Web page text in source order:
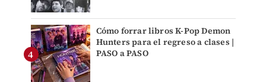
Cómo forrar libros K-Pop Demon
Hunters para el regreso a clases |
PASO a PASO